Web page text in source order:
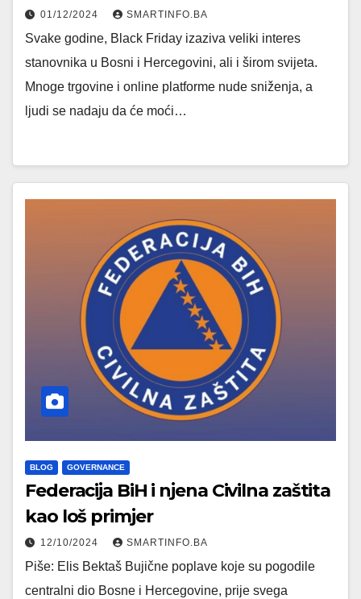
01/12/2024 SMARTINFO.BA
Svake godine, Black Friday izaziva veliki interes
stanovnika u Bosni i Hercegovini, ali i širom svijeta.
Mnoge trgovine i online platforme nude sniženja, a
ljudi se nadaju da će moći…
BLOG GOVERNANCE
Federacija BiH i njena Civilna zaštita
kao loš primjer
12/10/2024 SMARTINFO.BA
Piše: Еlis Bektaš Bujične poplave koje su pogodile
centralni dio Bosne i Hercegovine, prije svega